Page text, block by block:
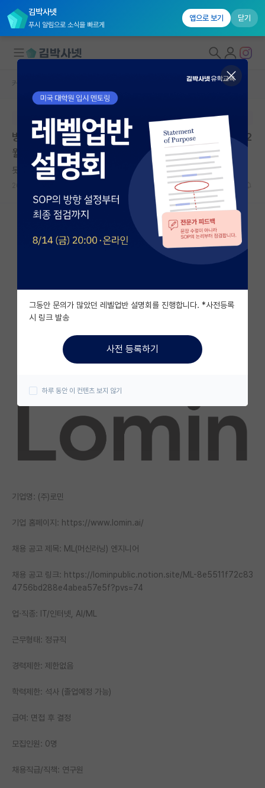
김박사넷
푸시 알림으로 소식을 빠르게
앱으로 보기 닫기
대학원생 모집
국내대학원 정보
연구실&오픈랩
커뮤니티
커뮤니티 홈
전체글보기
베스트 게시판
자유 게시판(아무개랩)
미국 유학 게시판
미국 대학원 합격 후기 게시판
대학원생 모집 게시판
연구실(PI) 홍보 게시판
석박사 채용 정보 게시판
임용 정보 게시판
취업 게시판
임용 후기 게시판
PI 전용 게시판
인문사회 계열 게시판
특수/전문대학원 게시판
반도체/AI 게시판
장학금/장학생 게시판
학술 정보 게시판
홍보 게시판
커리어
유학교육
커뮤니티 홈
본문이 수정되지 않는 박제글입니다.
병역특례(전문연구요원) 채용 | 로민 | 마감일 2026년 12
월 31일
못된 마르틴 하이데거
기업명: (주)로민
기업 홈페이지: https://www.lomin.ai/
채용 공고 제목: ML(머신러닝) 엔지니어
채용 공고 링크: https://lominpublic.notion.site/ML-8e5511f72c83
4756bd288e4abea57e5f?pvs=74
업·직종: IT/인터넷, AI/ML
근무형태: 정규직
경력제한: 제한없음
학력제한: 석사 (졸업예정 가능)
급여: 면접 후 결정
모집인원: 0명
채용직급/직책: 연구원
그동안 문의가 많았던 레벨업반 설명회를 진행합니다. *사전등록
시 링크 발송
사전 등록하기
하루 동안 이 컨텐츠 보지 않기